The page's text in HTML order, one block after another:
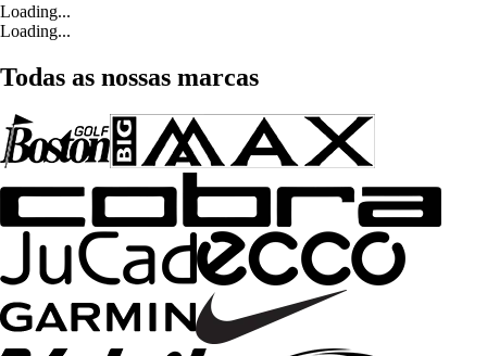
Loading...
Loading...
Todas as nossas marcas